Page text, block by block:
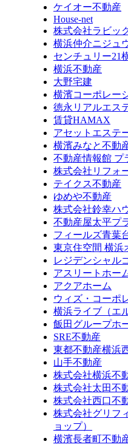
ケイオー不動産
House-net
株式会社ラビッ
横浜仲介ニジュ
センチュリー21
横浜不動産
大野宅建
横濱コーポレー
徳永リアルエス
賃貸HAMAX
アセットエステ
横濱みなと不動
不動産情報館 プ
株式会社リフォ
テイクス不動産
ゆめや不動産
株式会社鈴幸ハ
不動産屋太平プ
フィールズ青葉
東京住空間 横浜
レジデンシャル
アスリートホー
アクアホーム
ウィズ・コーポ
横浜ライブ（エ
飯田グループホ
SRE不動産
東都不動産横浜
山手不動産
株式会社横浜不
株式会社太田不
株式会社西口不
株式会社グリフ
ョップ）
横濱長者町不動